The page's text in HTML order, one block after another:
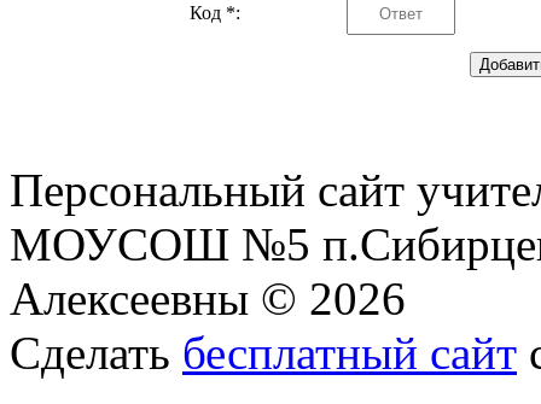
Код *:
Персональный сайт
МОУСОШ №5
Алексеевны © 2026
Сделать бесплатный сайт